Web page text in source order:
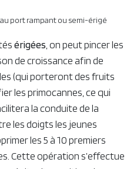
port rampant ou semi-érigé
érigées, on peut pincer les